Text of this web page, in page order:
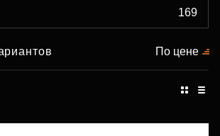
По цене